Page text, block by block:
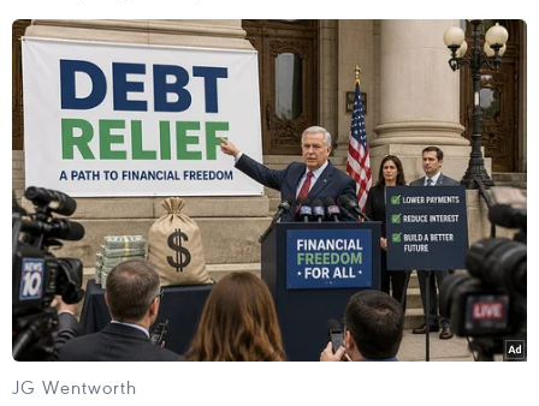
Giáo viên, đoàn viên thanh niên dọn dẹp vệ sinh trường Mầm
non thị trấn Kiến Giang, huyện Lệ Thủy (Quảng Bình). (Ảnh:
Danh Lam/TTXVN)
JG Wentworth